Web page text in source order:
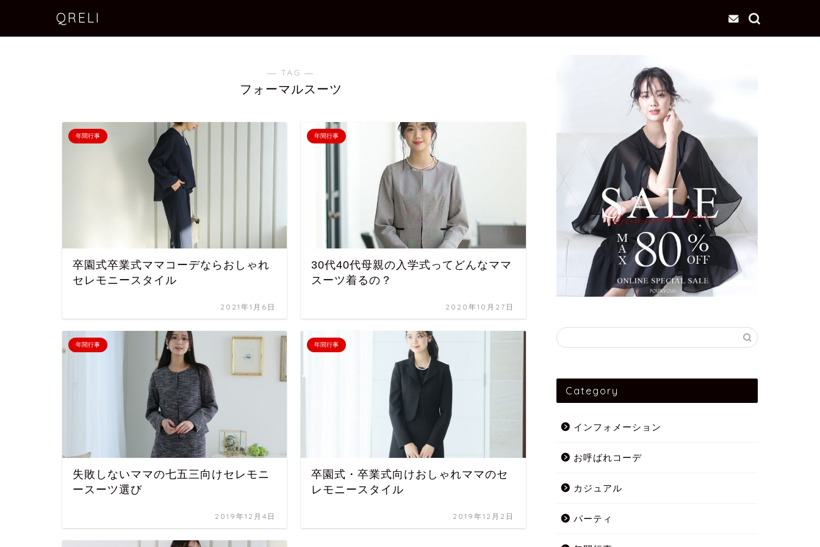
QRELI
― TAG ―
フォーマルスーツ
年間行事
卒園式卒業式ママコーデならおしゃれ
セレモニースタイル
2021年1月6日
年間行事
30代40代母親の入学式ってどんなママ
スーツ着るの？
2020年10月27日
年間行事
失敗しないママの七五三向けセレモニ
ースーツ選び
2019年12月4日
年間行事
卒園式・卒業式向けおしゃれママのセ
レモニースタイル
2019年12月2日
Category
インフォメーション
お呼ばれコーデ
カジュアル
パーティ